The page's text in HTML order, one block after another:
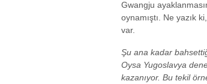
Gwangju
oynamıştı. Ne yazık
var.
Şu ana kadar
Oysa Yugoslavya
kazanıyor. Bu tekil